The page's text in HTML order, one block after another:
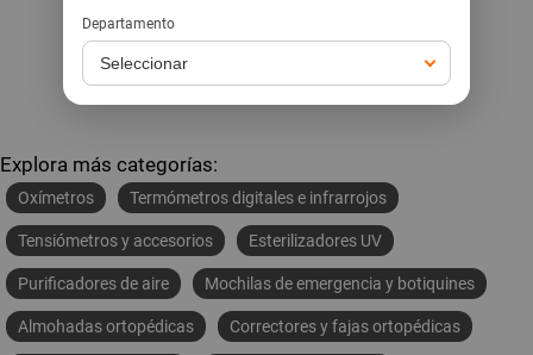
Explora más categorías:
Oxímetros Termómetros digitales e infrarrojos
Tensiómetros y accesorios Esterilizadores UV
Purificadores de aire Mochilas de emergencia y botiquines
Almohadas ortopédicas Correctores y fajas ortopédicas
Departamento